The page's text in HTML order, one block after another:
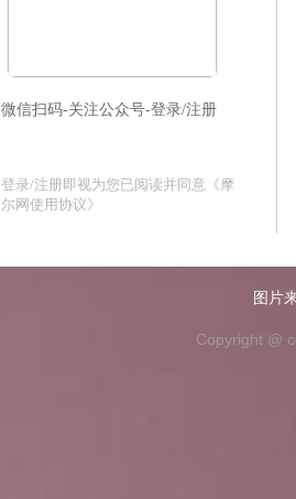
微信扫码-关注公众号-登录/注册
登录/注册即视为您已阅读并同意 《摩
尔网使用协议》
图片
Copyright @